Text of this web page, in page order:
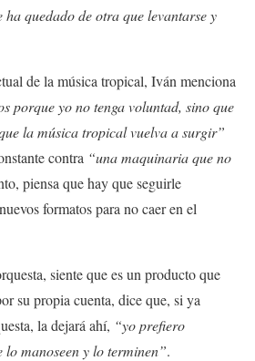
quedado de otra que levantarse y
de la música tropical, Iván menciona
porque yo no tenga voluntad, sino que
la música tropical vuelva a surgir”
contra “una maquinaria que no
piensa que hay que seguirle
formatos para no caer en el
siente que es un producto que
su propia cuenta, dice que, si ya
la dejará ahí, “yo prefiero
manoseen y lo terminen”.